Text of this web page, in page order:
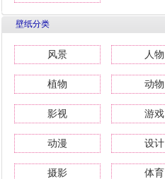
壁纸分类
风景 人物
植物 动物
影视 游戏
动漫 设计
摄影 体育